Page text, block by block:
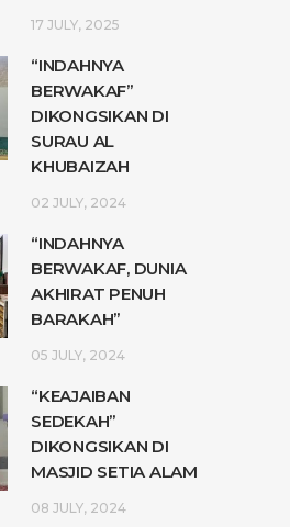
17 JULY, 2025
“INDAHNYA
BERWAKAF”
DIKONGSIKAN DI
SURAU AL
KHUBAIZAH
02 JULY, 2024
“INDAHNYA
BERWAKAF, DUNIA
AKHIRAT PENUH
BARAKAH”
05 JULY, 2024
“KEAJAIBAN
SEDEKAH”
DIKONGSIKAN DI
MASJID SETIA ALAM
08 JULY, 2024